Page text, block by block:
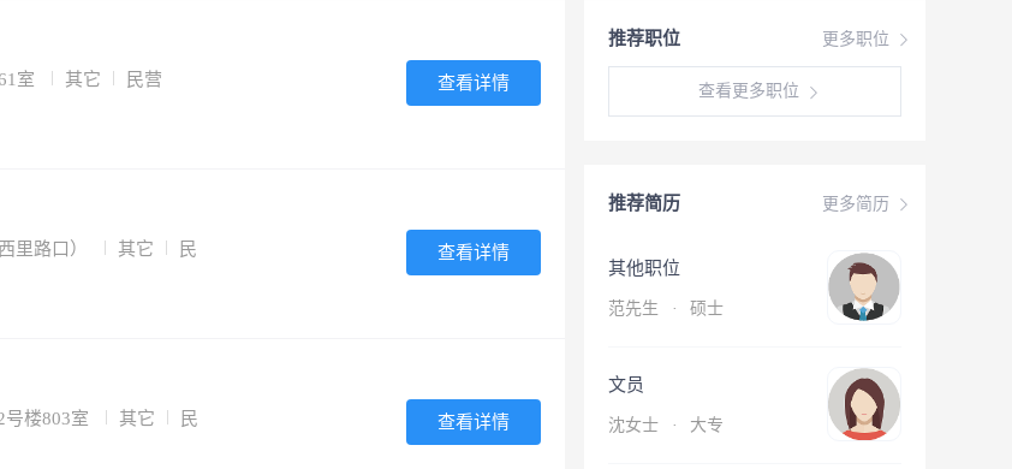
更多职位
推荐职位
查看更多职位
更多简历
推荐简历
其他职位
范先生 · 硕士
文员
沈女士 · 大专
室 其它 民营 查看详情
里路口） 其它
民
查看详情
楼803室 其它
民
查看详情